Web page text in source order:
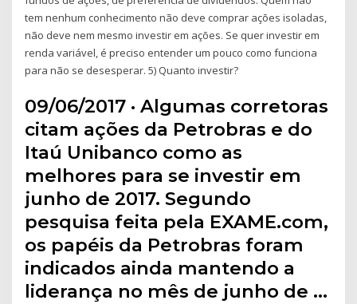
tem nenhum conhecimento não deve comprar ações isoladas,
não deve nem mesmo investir em ações. Se quer investir em
renda variável, é preciso entender um pouco como funciona
para não se desesperar. 5) Quanto investir?
09/06/2017 · Algumas corretoras
citam ações da Petrobras e do
Itaú Unibanco como as
melhores para se investir em
junho de 2017. Segundo
pesquisa feita pela EXAME.com,
os papéis da Petrobras foram
indicados ainda mantendo a
liderança no mês de junho de …